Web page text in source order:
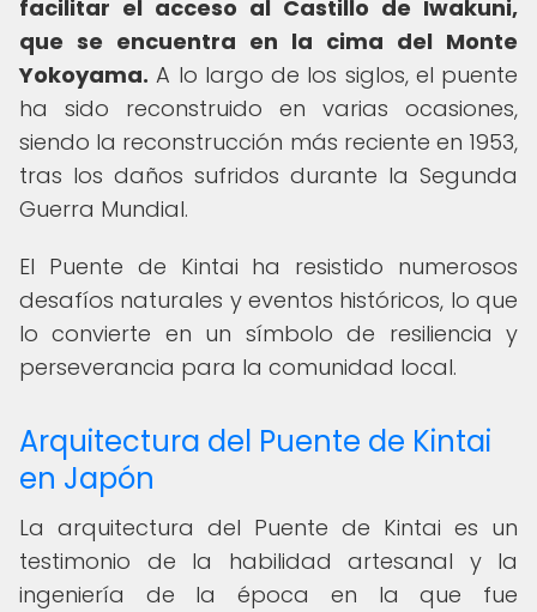
facilitar el acceso al Castillo de Iwakuni,
que se encuentra en la cima del Monte
Yokoyama. A lo largo de los siglos, el puente
ha sido reconstruido en varias ocasiones,
siendo la reconstrucción más reciente en 1953,
tras los daños sufridos durante la Segunda
Guerra Mundial.
El Puente de Kintai ha resistido numerosos
desafíos naturales y eventos históricos, lo que
lo convierte en un símbolo de resiliencia y
perseverancia para la comunidad local.
Arquitectura del Puente de Kintai
en Japón
La arquitectura del Puente de Kintai es un
testimonio de la habilidad artesanal y la
ingeniería de la época en la que fue